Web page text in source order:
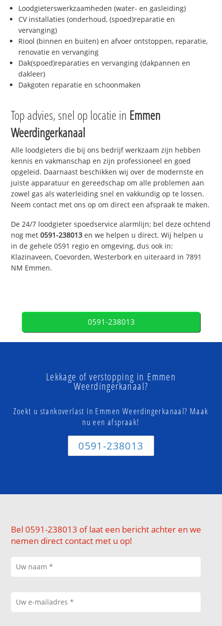
Loodgieterswerkzaamheden (water- en gasleiding)
CV installaties (onderhoud, (spoed)reparatie en
vervanging)
Riool (binnen en buiten) en afvoer ontstoppen, reparatie,
renovatie en vervanging
Dak(spoed)reparaties en vervanging (dakpannen en
dakleer)
Dakgoten reparatie en schoonmaken
Top advies, snel op locatie in Emmen
Weerdingerkanaal
Alle loodgieters die bij ons bedrijf werkzaam zijn hebben
kennis en vakmanschap en zijn professioneel en goed
opgeleid. Daarnaast beschikken wij over de modernste en
juiste apparatuur en gereedschap om alle problemen aan
zowel gas als waterleiding snel en vakkundig op te lossen.
Neem contact met ons op om direct een afspraak te maken.
De 24/7 loodgieter spoedservice alarmlijn; bel deze ochtend
nog met0591-238013 en we helpen u direct. Wij helpen u
in de gehele 0591 regio en omgeving, dus ook in:
Klazinaveen, Coevorden, Westerbork en uiteraard in 7891
NM Emmen.
0591-238013
Lekkage of verstopping in Emmen
Weerdingerkanaal?
Zoekt u stankoverlast in Emmen Weerdingerkanaal? Maak
nu een afspraak!
0591-238013
Bel 0591-238013 of laat een bericht achter en we
nemen direct contact met u op!